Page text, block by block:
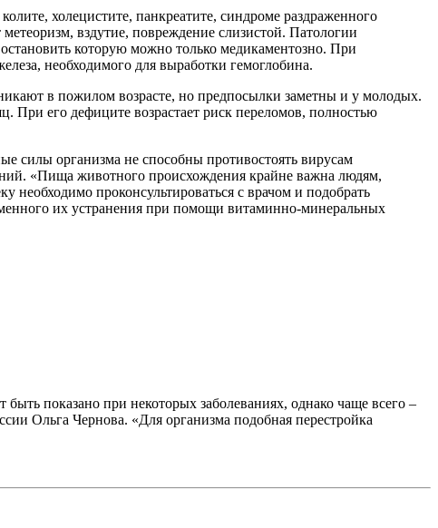
холецистите, панкреатите, синдроме раздраженного
вздутие, повреждение слизистой. Патологии
которую можно только медикаментозно. При
необходимого для выработки гемоглобина.
в пожилом возрасте, но предпосылки заметны и у молодых.
При его дефиците возрастает риск переломов, полностью
силы организма не способны противостоять вирусам
«Пища животного происхождения крайне важна людям,
необходимо проконсультироваться с врачом и подобрать
их устранения при помощи витаминно-минеральных
показано при некоторых заболеваниях, однако чаще всего –
Ольга Чернова. «Для организма подобная перестройка